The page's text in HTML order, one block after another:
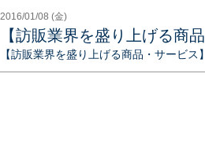
2016/01/08 (金)
【訪販業界を盛り上げる
【訪販業界を盛り上げる商品・サービス】